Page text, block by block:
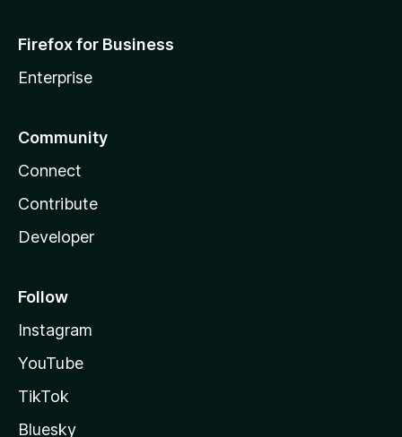
Firefox for Business
Enterprise
Community
Connect
Contribute
Developer
Follow
Instagram
YouTube
TikTok
Bluesky